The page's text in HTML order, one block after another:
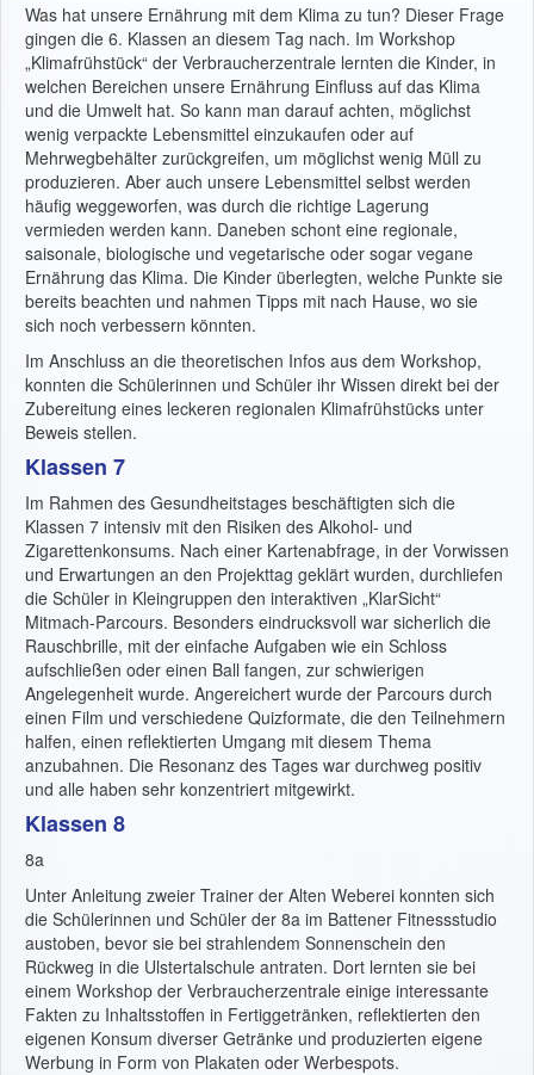
Was hat unsere Ernährung mit dem Klima zu tun? Dieser Frage
gingen die 6. Klassen an diesem Tag nach. Im Workshop
„Klimafrühstück“ der Verbraucherzentrale lernten die Kinder, in
welchen Bereichen unsere Ernährung Einfluss auf das Klima
und die Umwelt hat. So kann man darauf achten, möglichst
wenig verpackte Lebensmittel einzukaufen oder auf
Mehrwegbehälter zurückgreifen, um möglichst wenig Müll zu
produzieren. Aber auch unsere Lebensmittel selbst werden
häufig weggeworfen, was durch die richtige Lagerung
vermieden werden kann. Daneben schont eine regionale,
saisonale, biologische und vegetarische oder sogar vegane
Ernährung das Klima. Die Kinder überlegten, welche Punkte sie
bereits beachten und nahmen Tipps mit nach Hause, wo sie
sich noch verbessern könnten.
Im Anschluss an die theoretischen Infos aus dem Workshop,
konnten die Schülerinnen und Schüler ihr Wissen direkt bei der
Zubereitung eines leckeren regionalen Klimafrühstücks unter
Beweis stellen.
Klassen 7
Im Rahmen des Gesundheitstages beschäftigten sich die
Klassen 7 intensiv mit den Risiken des Alkohol- und
Zigarettenkonsums. Nach einer Kartenabfrage, in der Vorwissen
und Erwartungen an den Projekttag geklärt wurden, durchliefen
die Schüler in Kleingruppen den interaktiven „KlarSicht“
Mitmach-Parcours. Besonders eindrucksvoll war sicherlich die
Rauschbrille, mit der einfache Aufgaben wie ein Schloss
aufschließen oder einen Ball fangen, zur schwierigen
Angelegenheit wurde. Angereichert wurde der Parcours durch
einen Film und verschiedene Quizformate, die den Teilnehmern
halfen, einen reflektierten Umgang mit diesem Thema
anzubahnen. Die Resonanz des Tages war durchweg positiv
und alle haben sehr konzentriert mitgewirkt.
Klassen 8
8a
Unter Anleitung zweier Trainer der Alten Weberei konnten sich
die Schülerinnen und Schüler der 8a im Battener Fitnessstudio
austoben, bevor sie bei strahlendem Sonnenschein den
Rückweg in die Ulstertalschule antraten. Dort lernten sie bei
einem Workshop der Verbraucherzentrale einige interessante
Fakten zu Inhaltsstoffen in Fertiggetränken, reflektierten den
eigenen Konsum diverser Getränke und produzierten eigene
Werbung in Form von Plakaten oder Werbespots.